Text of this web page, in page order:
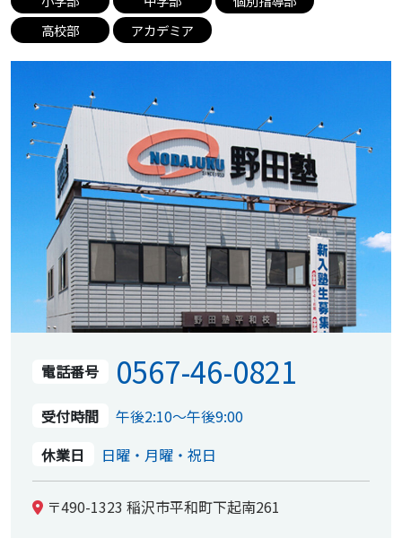
高校部
アカデミア
電話番号 0567-46-0821
受付時間
午後2:10～午後9:00
休業日
日曜・月曜・祝日
〒490-1323 稲沢市平和町下起南261